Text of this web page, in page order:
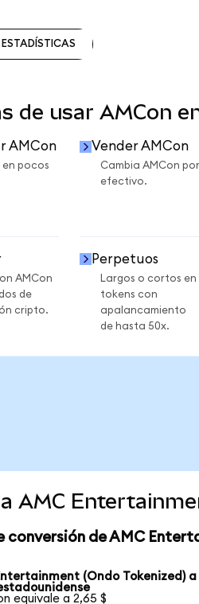
de usar AMCon
AMCon
en pocos
Vender AMCon
Cambia AMCon por
efectivo.
AMCon
de
cripto.
Perpetuos
Largos o cortos en
tokens con
apalancamiento
de hasta 50x.
AMC
conversión de AMC
(Ondo Tokenized) a
equivale a 2,65 $